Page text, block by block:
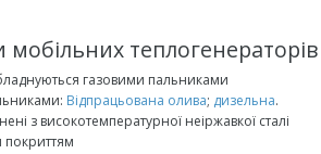
теплогенераторів
газовими пальниками
Відпрацьована олива; дизельна.
з високотемпературної неіржавкої сталі
покриттям